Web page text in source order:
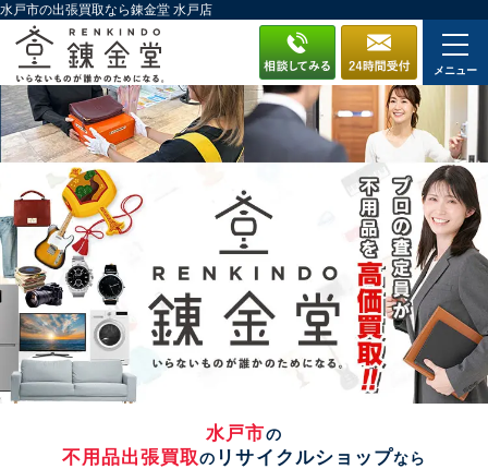
水戸市の出張買取なら錬金堂 水戸店
メニュー
水戸市の
不用品出張買取の リサイクルショップなら